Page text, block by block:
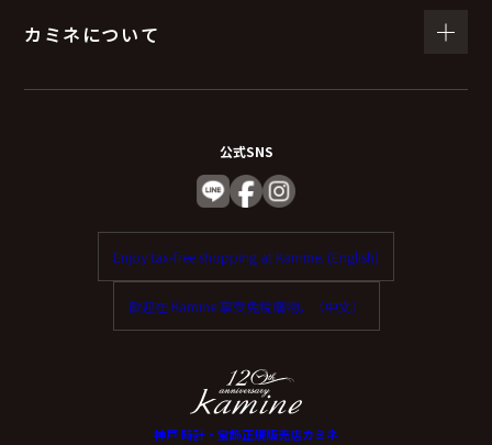
カミネについて
公式SNS
Enjoy tax-free shopping at Kamine. (English)
歡迎在 Kamine 享受免稅購物。（中文）
神戸 時計・宝飾正規販売店カミネ